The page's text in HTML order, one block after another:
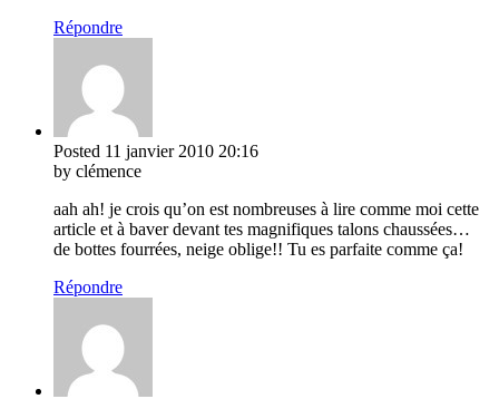
Répondre
Posted 11 janvier 2010 20:16
by clémence
aah ah! je crois qu’on est nombreuses à lire comme moi cette
article et à baver devant tes magnifiques talons chaussées…
de bottes fourrées, neige oblige!! Tu es parfaite comme ça!
Répondre